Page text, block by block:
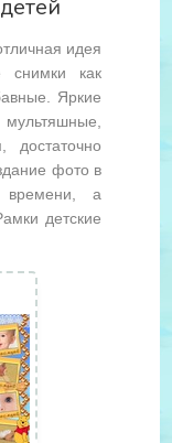
идея
снимки как
Яркие
достаточно
фото в
времени, а
детские